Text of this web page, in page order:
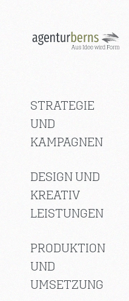
STRATEGIE
UND
KAMPAGNEN
DESIGN UND
KREATIV
LEISTUNGEN
PRODUKTION
UND
UMSETZUNG